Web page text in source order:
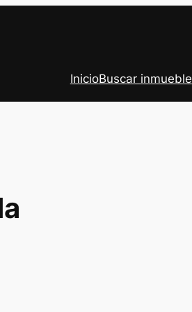
InicioBuscar inmueble